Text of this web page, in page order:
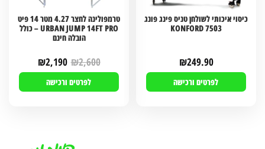
כיסוי איכותי לשולחן טניס פינג פונג
KONFORD 7503
₪249.90
לפרטים ורכישה
טרמפולינה לחצר 4.27 מטר 14 פיט
URBAN JUMP 14FT PRO – כולל
הובלה חינם
₪2,600
₪2,190
לפרטים ורכישה